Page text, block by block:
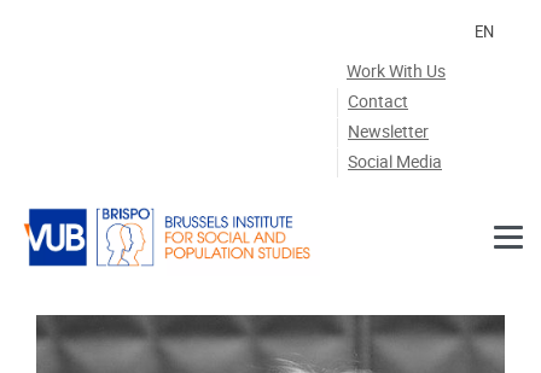
Work With Us
Contact
Newsletter
Social Media
EN